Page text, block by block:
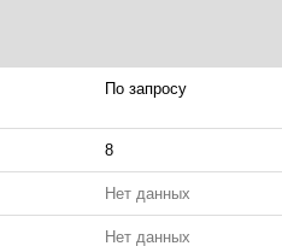
По запросу
8
Нет данных
Нет данных